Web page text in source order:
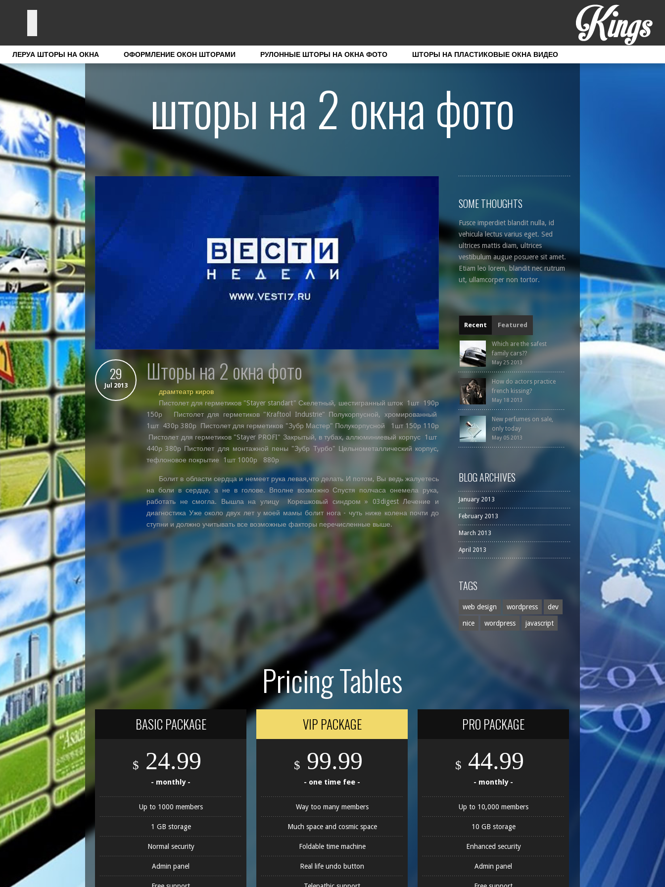
ЛЕРУА ШТОРЫ НА ОКНА ОФОРМЛЕНИЕ ОКОН ШТОРАМИ РУЛОННЫЕ ШТОРЫ НА ОКНА ФОТО ШТОРЫ НА ПЛАСТИКОВЫЕ ОКНА ВИДЕО
шторы на 2 окна фото
29
Jul 2013 шторы на 2 окна фото
драмтеатр киров
Пистолет для герметиков "Stayer standart" Скелетный, шестигранный шток 1шт 190р
150р Пистолет для герметиков "Kraftool Industrie" Полукорпусной, хромированный
1шт 430р 380р Пистолет для герметиков "Зубр Мастер" Полукорпусной 1шт 150р 110р
Пистолет для герметиков "Stayer PROFI" Закрытый, в тубах, аллюминиевый корпус 1шт
440р 380р Пистолет для монтажной пены "Зубр Турбо" Цельнометаллический корпус,
тефлоновое покрытие 1шт 1000р 880р
Болит в области сердца и немеет рука левая,что делать И потом, Вы ведь жалуетесь
на боли в сердце, а не в голове. Вполне возможно Спустя полчаса онемела рука,
работать не смогла. Вышла на улицу Корешковый синдром » 03digest Лечение и
диагностика Уже около двух лет у моей мамы болит нога - чуть ниже колена почти до
ступни и должно учитывать все возможные факторы перечисленные выше.
SOME THOUGHTS
Fusce imperdiet blandit nulla, id
vehicula lectus varius eget. Sed
ultrices mattis diam, ultrices
vestibulum augue posuere sit amet.
Etiam leo lorem, blandit nec rutrum
ut, ullamcorper non tortor.
Recent Featured
Which are the safest
family cars??
May 25 2013
How do actors practice
french kissing?
May 18 2013
New perfumes on sale,
only today
May 05 2013
BLOG ARCHIVES
January 2013
February 2013
March 2013
April 2013
TAGS
web design wordpress dev
nice wordpress javascript
Pricing Tables
BASIC PACKAGE
$ 24.99
- monthly -
Up to 1000 members
1 GB storage
Normal security
Admin panel
VIP PACKAGE
$ 99.99
- one time fee -
Way too many members
Much space and cosmic space
Foldable time machine
Real life undo button
PRO PACKAGE
$ 44.99
- monthly -
Up to 10,000 members
10 GB storage
Enhanced security
Admin panel